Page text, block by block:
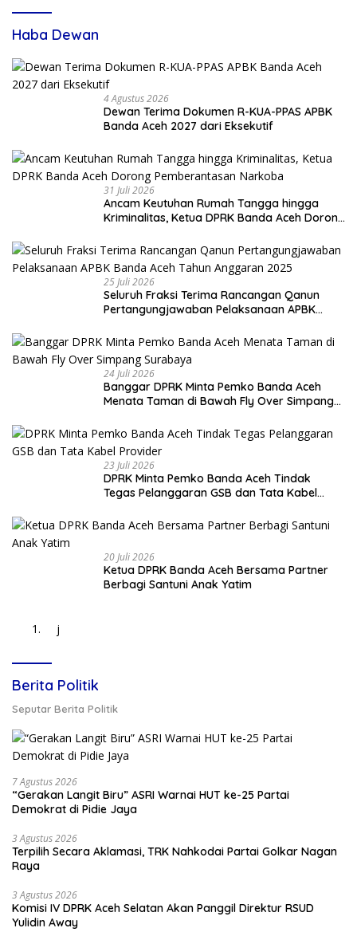
Haba Dewan
4 Agustus 2026
Dewan Terima Dokumen R-KUA-PPAS APBK
Banda Aceh 2027 dari Eksekutif
31 Juli 2026
Ancam Keutuhan Rumah Tangga hingga
Kriminalitas, Ketua DPRK Banda Aceh Dorong
25 Juli 2026
Seluruh Fraksi Terima Rancangan Qanun
Pertangungjawaban Pelaksanaan APBK
24 Juli 2026
Banggar DPRK Minta Pemko Banda Aceh
Menata Taman di Bawah Fly Over Simpang
23 Juli 2026
DPRK Minta Pemko Banda Aceh Tindak
Tegas Pelanggaran GSB dan Tata Kabel
20 Juli 2026
Ketua DPRK Banda Aceh Bersama Partner
Berbagi Santuni Anak Yatim
j
Berita Politik
Seputar Berita Politik
7 Agustus 2026
“Gerakan Langit Biru” ASRI Warnai HUT ke-25 Partai
Demokrat di Pidie Jaya
3 Agustus 2026
Terpilih Secara Aklamasi, TRK Nahkodai Partai Golkar Nagan
Raya
3 Agustus 2026
Komisi IV DPRK Aceh Selatan Akan Panggil Direktur RSUD
Yulidin Away